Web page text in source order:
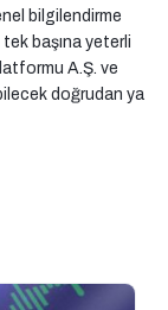
bilgilendirme
tek başına yeterli
A.Ş. ve
doğrudan ya